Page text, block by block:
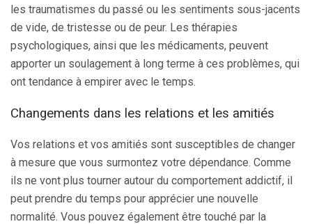
les traumatismes du passé ou les sentiments sous-jacents
de vide, de tristesse ou de peur. Les thérapies
psychologiques, ainsi que les médicaments, peuvent
apporter un soulagement à long terme à ces problèmes, qui
ont tendance à empirer avec le temps.
Changements dans les relations et les amitiés
Vos relations et vos amitiés sont susceptibles de changer
à mesure que vous surmontez votre dépendance. Comme
ils ne vont plus tourner autour du comportement addictif, il
peut prendre du temps pour apprécier une nouvelle
normalité. Vous pouvez également être touché par la